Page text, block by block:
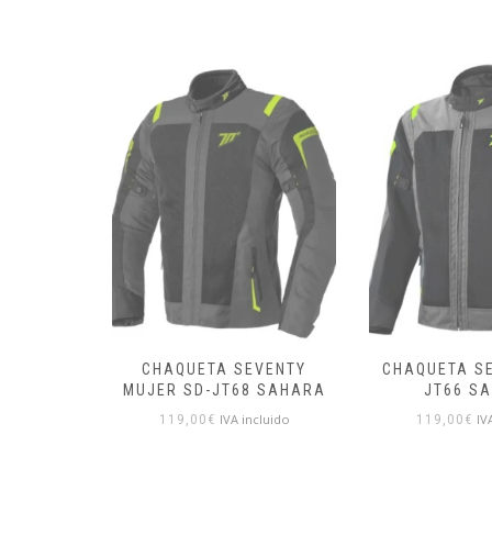
CHAQUETA SEVENTY SD-
JT66 SAHARA
119,00 € IVA incluido
CHAQUETA
1UP4D
119,90 €